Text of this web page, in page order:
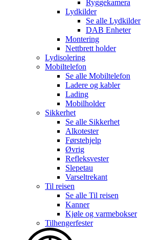
Ryggekamera
Lydkilder
Se alle Lydkilder
DAB Enheter
Montering
Nettbrett holder
Lydisolering
Mobiltelefon
Se alle Mobiltelefon
Ladere og kabler
Lading
Mobilholder
Sikkerhet
Se alle Sikkerhet
Alkotester
Førstehjelp
Øvrig
Refleksvester
Slepetau
Varseltrekant
Til reisen
Se alle Til reisen
Kanner
Kjøle og varmebokser
Tilhengerfester